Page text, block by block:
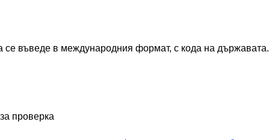
въведе в международния формат, с кода на държавата.
проверка